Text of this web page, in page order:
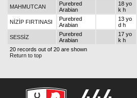
MAHMUTCAN
Purebred
Arabian
18 yo
k h
NİZİP FIRTINASI
Purebred
Arabian
13 yo
d h
SESSİZ
Purebred
Arabian
17 yo
k h
20 records out of 20 are shown
Return to top